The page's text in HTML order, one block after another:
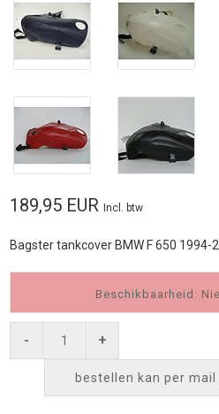
189,95 EUR Incl. btw
Bagster tankcover BMW F 650 1994-
Beschikbaarheid:
- +
bestellen kan per mail